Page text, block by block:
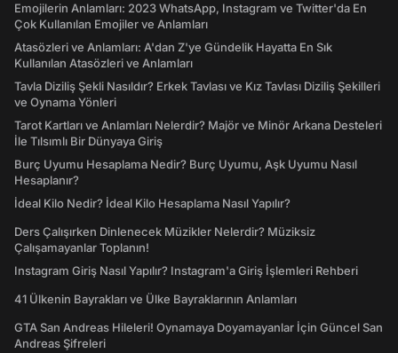
Emojilerin Anlamları: 2023 WhatsApp, Instagram ve Twitter'da En
Çok Kullanılan Emojiler ve Anlamları
Atasözleri ve Anlamları: A'dan Z'ye Gündelik Hayatta En Sık
Kullanılan Atasözleri ve Anlamları
Tavla Diziliş Şekli Nasıldır? Erkek Tavlası ve Kız Tavlası Diziliş Şekilleri
ve Oynama Yönleri
Tarot Kartları ve Anlamları Nelerdir? Majör ve Minör Arkana Desteleri
İle Tılsımlı Bir Dünyaya Giriş
Burç Uyumu Hesaplama Nedir? Burç Uyumu, Aşk Uyumu Nasıl
Hesaplanır?
İdeal Kilo Nedir? İdeal Kilo Hesaplama Nasıl Yapılır?
Ders Çalışırken Dinlenecek Müzikler Nelerdir? Müziksiz
Çalışamayanlar Toplanın!
Instagram Giriş Nasıl Yapılır? Instagram'a Giriş İşlemleri Rehberi
41 Ülkenin Bayrakları ve Ülke Bayraklarının Anlamları
GTA San Andreas Hileleri! Oynamaya Doyamayanlar İçin Güncel San
Andreas Şifreleri